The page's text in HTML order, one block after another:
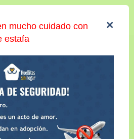
×
mucho cuidado con
estafa